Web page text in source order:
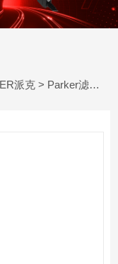
派克 > Parker滤芯